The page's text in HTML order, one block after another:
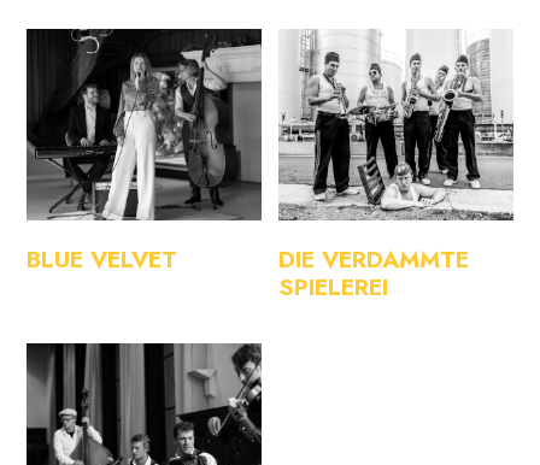
BLUE VELVET
DIE VERDAMMTE
SPIELEREI